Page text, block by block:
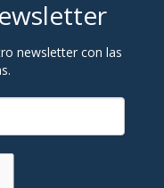
newsletter con las